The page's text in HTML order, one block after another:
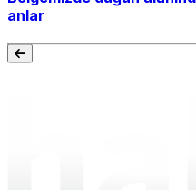
anlar